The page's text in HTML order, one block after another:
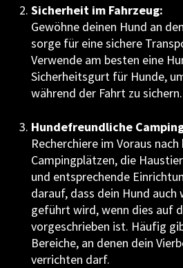
Sicherheit im Fahrzeug:
Gewöhne deinen Hund an
sorge für eine sichere
Verwende am besten eine
Sicherheitsgurt für Hunde,
während der Fahrt zu sichern.
Hundefreundliche
Recherchiere im Voraus
Campingplätzen, die
und entsprechende
darauf, dass dein Hund auch
geführt wird, wenn dies auf
vorgeschrieben ist. Häufig
Bereiche, an denen dein
verrichten darf.